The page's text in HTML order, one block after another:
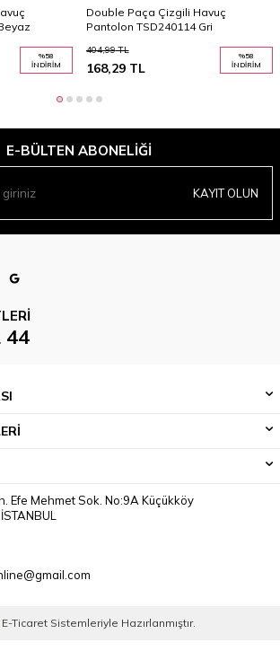
%58
İNDIRIM
Double Paça Çizgili Havuç
Pantolon TSD240114 Gri
404,99TL
168,29TL
%58
İNDIRIM
E-BÜLTEN ABONELIĞI
KAYIT OLUN
44
Efe Mehmet Sok. No:9A Küçükköy
E-TicaretSistemleriyle Hazırlanmıştır.